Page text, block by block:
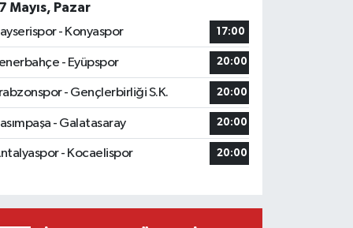
Mayıs, Pazar
- Konyaspor
17:00
- Eyüpspor 20:00
- Gençlerbirliği S.K. 20:00
- Galatasaray 20:00
- Kocaelispor 20:00